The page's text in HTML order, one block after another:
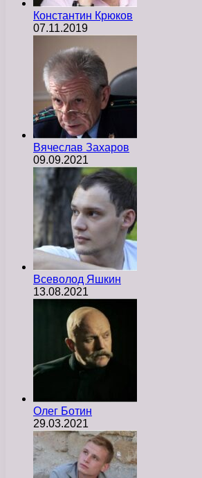
Константин Крюков
07.11.2019
Вячеслав Захаров
09.09.2021
Всеволод Яшкин
13.08.2021
Олег Ботин
29.03.2021